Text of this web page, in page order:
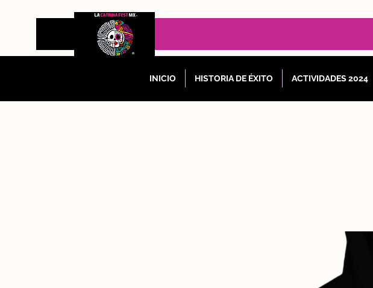
INICIO HISTORIA DE ÉXITO ACTIVIDADES 2024